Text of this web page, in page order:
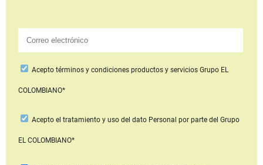
Aceptotérminos y condiciones productos y serviciosGrupo EL
COLOMBIANO*
Acepto el tratamiento y uso del dato Personal por parte del Grupo
EL COLOMBIANO*